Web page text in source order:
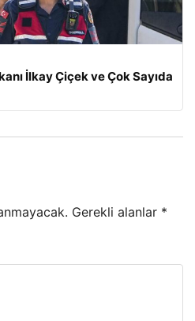
İlkay Çiçek ve Çok Sayıda
Gerekli alanlar *